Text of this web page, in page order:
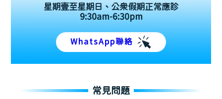
星期壹至星期日、公眾假期正常應診
9:30am-6:30pm
WhatsApp聯絡
常見問題